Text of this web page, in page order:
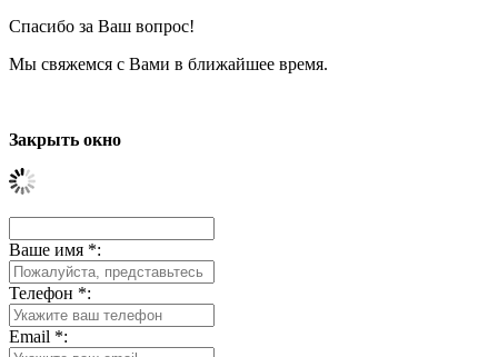
Спасибо за Ваш вопрос!
Мы свяжемся с Вами в ближайшее время.
Закрыть окно
Ваше имя *:
Телефон *:
Email *: